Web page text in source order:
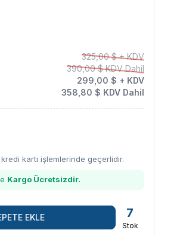
325,00 $ + KDV
390,00 $ KDV Dahil
299,00 $ + KDV
358,80 $ KDV Dahil
kartı işlemlerinde geçerlidir.
Kargo Ücretsizdir.
EKLE 7
Stok